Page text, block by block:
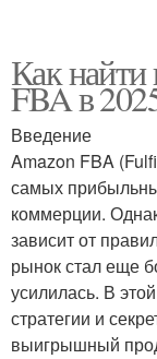
Как найти
FBA в
Введение
Amazon FBA
самых
коммерции.
зависит от
рынок стал еще
усилилась. В
стратегии и
выигрышный